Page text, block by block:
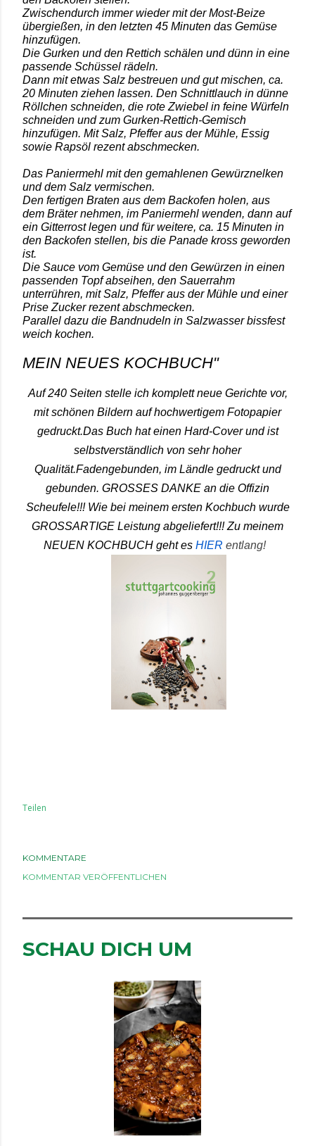
Zwischendurch immer wieder mit der Most-Beize
übergießen, in den letzten 45 Minuten das Gemüse
hinzufügen.
Die Gurken und den Rettich schälen und dünn in eine
passende Schüssel rädeln.
Dann mit etwas Salz bestreuen und gut mischen, ca.
20 Minuten ziehen lassen. Den Schnittlauch in dünne
Röllchen schneiden, die rote Zwiebel in feine Würfeln
schneiden und zum Gurken-Rettich-Gemisch
hinzufügen. Mit Salz, Pfeffer aus der Mühle, Essig
sowie Rapsöl rezent abschmecken.
Das Paniermehl mit den gemahlenen Gewürznelken
und dem Salz vermischen.
Den fertigen Braten aus dem Backofen holen, aus
dem Bräter nehmen, im Paniermehl wenden, dann auf
ein Gitterrost legen und für weitere, ca. 15 Minuten in
den Backofen stellen, bis die Panade kross geworden
ist.
Die Sauce vom Gemüse und den Gewürzen in einen
passenden Topf abseihen, den Sauerrahm
unterrühren, mit Salz, Pfeffer aus der Mühle und einer
Prise Zucker rezent abschmecken.
Parallel dazu die Bandnudeln in Salzwasser bissfest
weich kochen.
MEIN NEUES KOCHBUCH"
Auf 240 Seiten stelle ich komplett neue Gerichte vor,
mit schönen Bildern auf hochwertigem Fotopapier
gedruckt.Das Buch hat einen Hard-Cover und ist
selbstverständlich von sehr hoher
Qualität.Fadengebunden, im Ländle gedruckt und
gebunden. GROSSES DANKE an die Offizin
Scheufele!!! Wie bei meinem ersten Kochbuch wurde
GROSSARTIGE Leistung abgeliefert!!!Zu meinem
NEUEN KOCHBUCH geht es HIER entlang!
Teilen
KOMMENTARE
KOMMENTAR VERÖFFENTLICHEN
SCHAU DICH UM